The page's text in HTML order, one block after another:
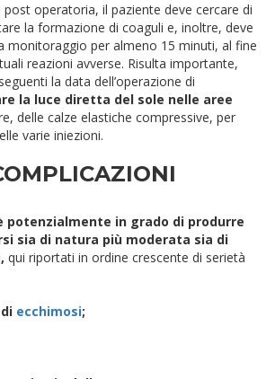
post operatoria, il paziente deve cercare di
la formazione di coaguli e, inoltre, deve
monitoraggio per almeno 15 minuti, al fine
reazioni avverse. Risulta importante,
la data dell’operazione di
la luce diretta del sole nelle aree
delle calze elastiche compressive, per
varie iniezioni.
potenzialmente in grado di produrre
sia di natura più moderata sia di
qui riportati in ordine crescente di serietà
ecchimosi;